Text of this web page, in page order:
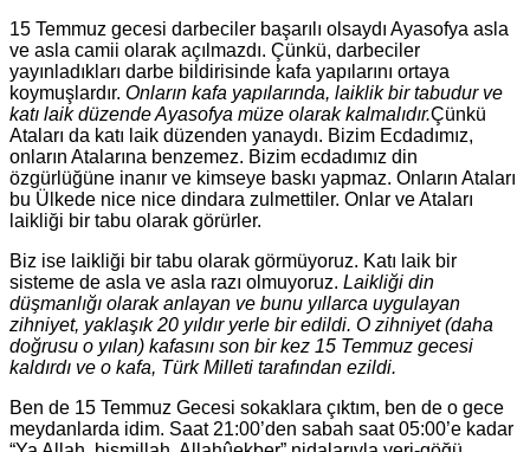
15 Temmuz gecesi darbeciler başarılı olsaydı Ayasofya asla
ve asla camii olarak açılmazdı. Çünkü, darbeciler
yayınladıkları darbe bildirisinde kafa yapılarını ortaya
koymuşlardır. Onların kafa yapılarında, laiklik bir tabudur ve
katı laik düzende Ayasofya müze olarak kalmalıdır.Çünkü
Ataları da katı laik düzenden yanaydı. Bizim Ecdadımız,
onların Atalarına benzemez. Bizim ecdadımız din
özgürlüğüne inanır ve kimseye baskı yapmaz. Onların Ataları
bu Ülkede nice nice dindara zulmettiler. Onlar ve Ataları
laikliği bir tabu olarak görürler.
Biz ise laikliği bir tabu olarak görmüyoruz. Katı laik bir
sisteme de asla ve asla razı olmuyoruz. Laikliği din
düşmanlığı olarak anlayan ve bunu yıllarca uygulayan
zihniyet, yaklaşık 20 yıldır yerle bir edildi. O zihniyet (daha
doğrusu o yılan) kafasını son bir kez 15 Temmuz gecesi
kaldırdı ve o kafa, Türk Milleti tarafından ezildi.
Ben de 15 Temmuz Gecesi sokaklara çıktım, ben de o gece
meydanlarda idim. Saat 21:00’den sabah saat 05:00’e kadar